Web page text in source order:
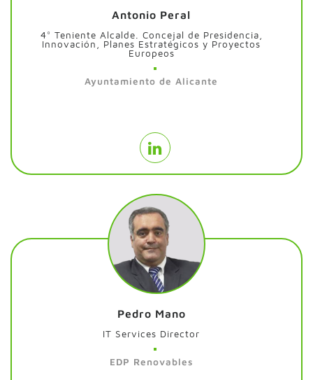
Antonio Peral
4° Teniente Alcalde. Concejal de Presidencia,
Innovación, Planes Estratégicos y Proyectos
Europeos
Ayuntamiento de Alicante
Pedro Mano
IT Services Director
EDP Renovables